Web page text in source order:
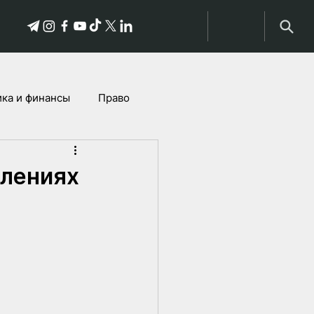
и финансы Право
Истории пострадавших